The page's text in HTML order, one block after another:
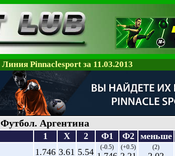
Линия Pinnaclesport за 11.03.2013
Футбол. Аргентина
1 X 2 Ф1 Ф2 меньше
1.746 3.61 5.54 (-0.5) (+0.5) (2)